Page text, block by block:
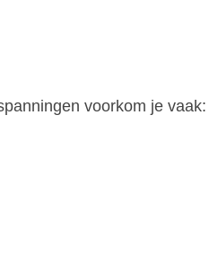
voorkom je vaak: